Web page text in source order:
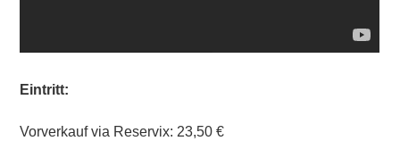
Eintritt:
Vorverkauf via Reservix: 23,50 €